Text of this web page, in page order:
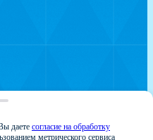
даете согласие на обработку
метрического сервиса